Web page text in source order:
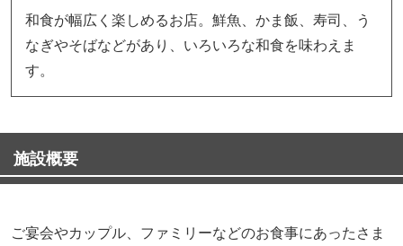
和食が幅広く楽しめるお店。鮮魚、かま飯、寿司、う
なぎやそばなどがあり、いろいろな和食を味わえま
す。
施設概要
ご宴会やカップル、ファミリーなどのお食事にあったさま